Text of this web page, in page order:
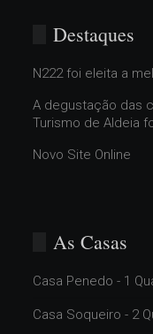
Destaques
N222 foi eleita a
A degustação das
Turismo de Aldeia
Novo Site Online
As Casas
Casa Penedo - 1
Casa Soqueiro - 2